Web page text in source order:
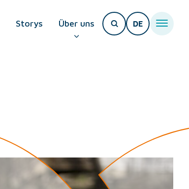
Storys Über uns DE